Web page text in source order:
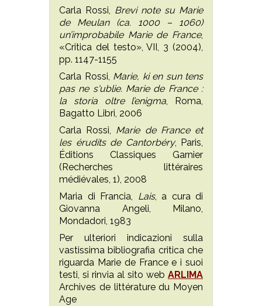
Carla Rossi, Brevi note su Marie
de Meulan (ca. 1000 – 1060)
un’improbabile Marie de France,
«Critica del testo», VII, 3 (2004),
pp. 1147-1155
Carla Rossi, Marie, ki en sun tens
pas ne s'ublie. Marie de France :
la storia oltre l’enigma, Roma,
Bagatto Libri, 2006
Carla Rossi, Marie de France et
les érudits de Cantorbéry, Paris,
Éditions Classiques Garnier
(Recherches littéraires
médiévales, 1), 2008
Maria di Francia, Lais, a cura di
Giovanna Angeli, Milano,
Mondadori, 1983
Per ulteriori indicazioni sulla
vastissima bibliografia critica che
riguarda Marie de France e i suoi
testi, si rinvia al sito web ARLIMA
Archives de littérature du Moyen
Age